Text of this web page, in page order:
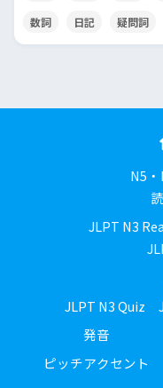
数詞 日記 疑問詞
N5
JLPT N3
JLPT N3 Quiz
発音
ピッチアクセント